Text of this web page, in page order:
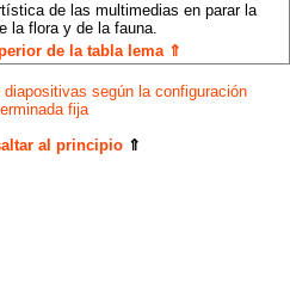
de las multimedias en parar la
la flora y de la fauna.
de la tabla lema ⇑
según la configuración
fija
al principio ⇑